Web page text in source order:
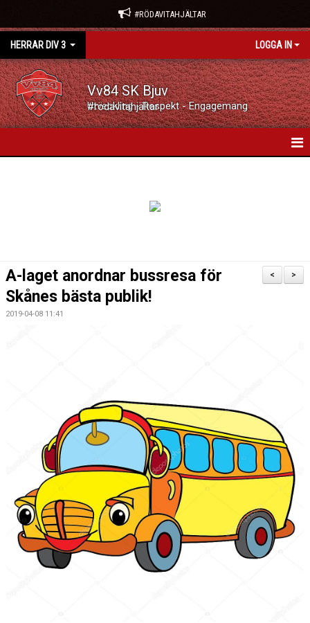
#RÖDAVITAHJÄLTAR
HERRAR DIV 3 LOGGA IN
Vv84 SK Bjuv
Utveckling - Respekt - Engagemang #rödavitahjältar
TRUPPEN
BILDGALLERI
>
<
A-laget anordnar bussresa för
Skånes bästa publik!
2019-04-08 11:41